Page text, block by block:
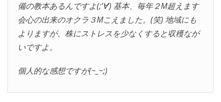
備の教本あるんですよ(;’∀’) 基本、毎年２M超えます
会心の出来のオクラ３Mこえました。(笑) 地域にも
よりますが、株にストレスを少なくすると収穫なが
いですよ。
個人的な感想ですが(~_~;)